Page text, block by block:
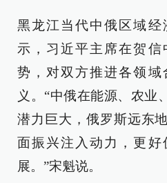
黑龙江当代中俄区域经
示，习近平主席在贺
势，对双方推进各领域
义。“中俄在能源、农业
潜力巨大，俄罗斯远东
面振兴注入动力，更
展。”宋魁说。